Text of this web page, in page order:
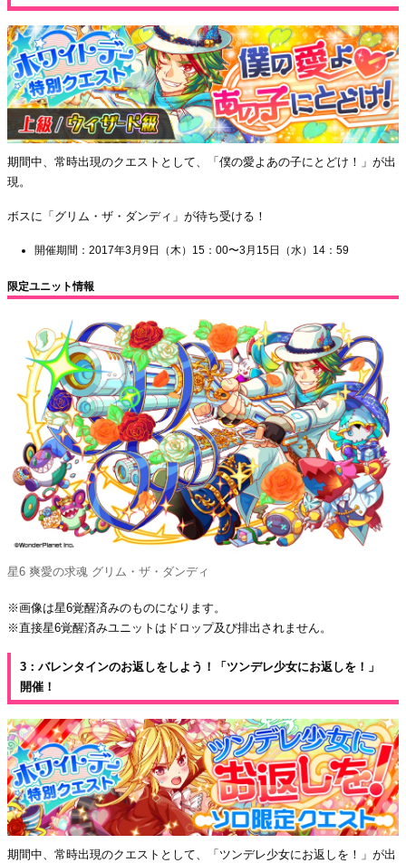
期間中、常時出現のクエストとして、「僕の愛よあの子にとどけ！」が出
現。
ボスに「グリム・ザ・ダンディ」が待ち受ける！
開催期間：2017年3月9日（木）15：00〜3月15日（水）14：59
限定ユニット情報
星6 爽愛の求魂 グリム・ザ・ダンディ
※画像は星6覚醒済みのものになります。
※直接星6覚醒済みユニットはドロップ及び排出されません。
3：バレンタインのお返しをしよう！「ツンデレ少女にお返しを！」
開催！
期間中、常時出現のクエストとして、「ツンデレ少女にお返しを！」が出